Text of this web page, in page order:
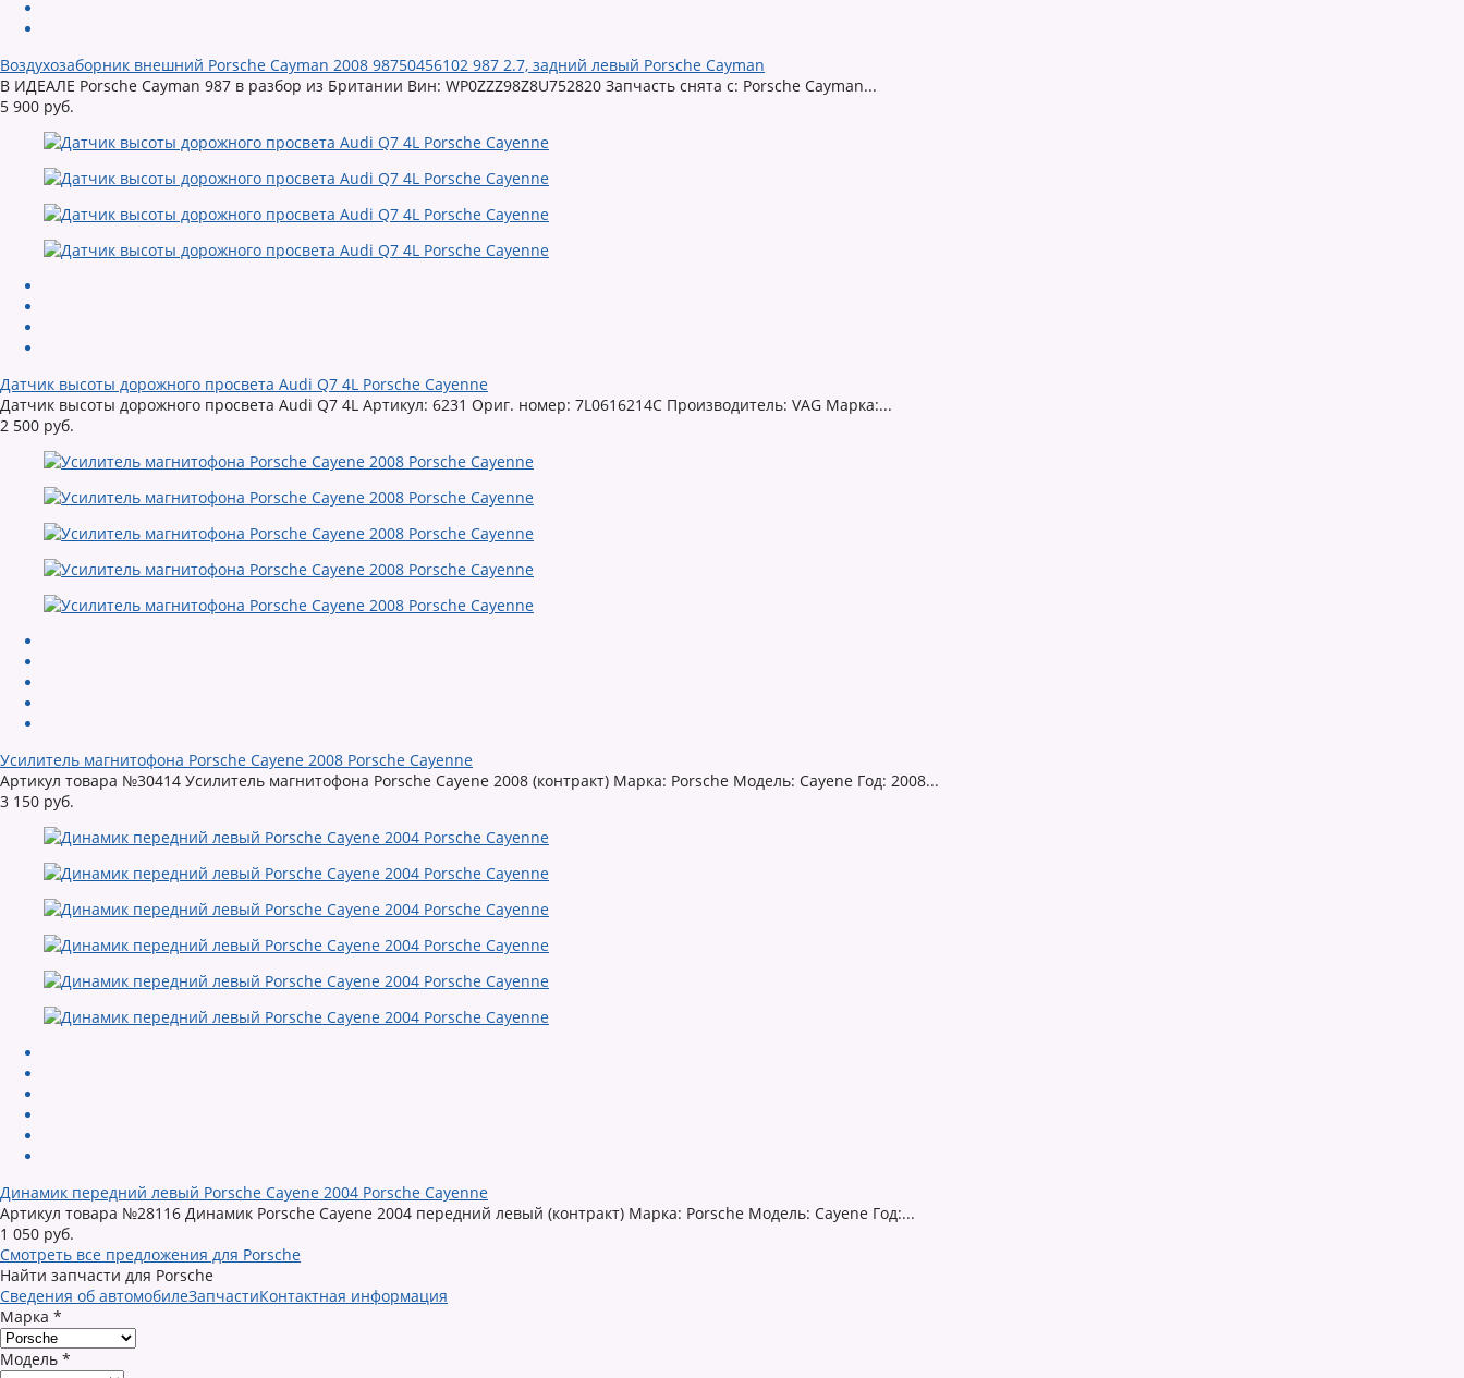
Воздухозаборник внешний Porsche Cayman 2008 98750456102 987 2.7, задний левый Porsche Cayman
В ИДЕАЛЕ Porsche Cayman 987 в разбор из Британии Вин: WP0ZZZ98Z8U752820 Запчасть снята с: Porsche Cayman...
5 900 руб.
Датчик высоты дорожного просвета Audi Q7 4L Porsche Cayenne
Датчик высоты дорожного просвета Audi Q7 4L Артикул: 6231 Ориг. номер: 7L0616214C Производитель: VAG Марка:...
2 500 руб.
Усилитель магнитофона Porsche Cayene 2008 Porsche Cayenne
Артикул товара №30414 Усилитель магнитофона Porsche Cayene 2008 (контракт) Марка: Porsche Модель: Cayene Год: 2008...
3 150 руб.
Динамик передний левый Porsche Cayene 2004 Porsche Cayenne
Артикул товара №28116 Динамик Porsche Cayene 2004 передний левый (контракт) Марка: Porsche Модель: Cayene Год:...
1 050 руб.
Смотреть все предложения для Porsche
Найти запчасти для Porsche
Сведения об автомобилеЗапчастиКонтактная информация
Марка *
Модель *